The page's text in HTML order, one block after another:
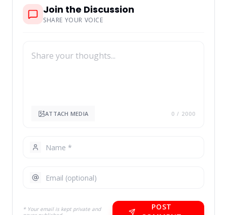
Join the Discussion
SHARE YOUR VOICE
ATTACH MEDIA 0 / 2000
* Your email is kept private and
POST